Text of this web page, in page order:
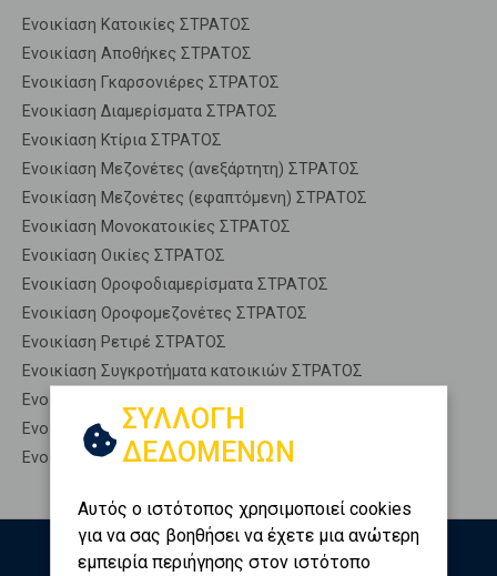
Ενοικίαση Κατοικίες ΣΤΡΑΤΟΣ
Ενοικίαση Αποθήκες ΣΤΡΑΤΟΣ
Ενοικίαση Γκαρσονιέρες ΣΤΡΑΤΟΣ
Ενοικίαση Διαμερίσματα ΣΤΡΑΤΟΣ
Ενοικίαση Κτίρια ΣΤΡΑΤΟΣ
Ενοικίαση Μεζονέτες (ανεξάρτητη) ΣΤΡΑΤΟΣ
Ενοικίαση Μεζονέτες (εφαπτόμενη) ΣΤΡΑΤΟΣ
Ενοικίαση Μονοκατοικίες ΣΤΡΑΤΟΣ
Ενοικίαση Οικίες ΣΤΡΑΤΟΣ
Ενοικίαση Οροφοδιαμερίσματα ΣΤΡΑΤΟΣ
Ενοικίαση Οροφομεζονέτες ΣΤΡΑΤΟΣ
Ενοικίαση Ρετιρέ ΣΤΡΑΤΟΣ
Ενοικίαση Συγκροτήματα κατοικιών ΣΤΡΑΤΟΣ
Ενοικίαση Υπόγεια ΣΤΡΑΤΟΣ
Ενοικίαση Υπόσκαφα ΣΤΡΑΤΟΣ
Ενοικίαση Υπολ. υψουν ΣΤΡΑΤΟΣ
ΣΥΛΛΟΓΗ
ΔΕΔΟΜΕΝΩΝ
Αυτός ο ιστότοπος χρησιμοποιεί cookies
για να σας βοηθήσει να έχετε μια ανώτερη
εμπειρία περιήγησης στον ιστότοπο